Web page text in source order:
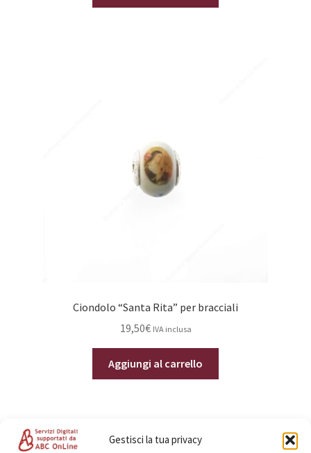
Gestisci la tua privacy
Ciondolo “Santa Rita” per bracciali
19,50€ IVA inclusa
Aggiungi al carrello